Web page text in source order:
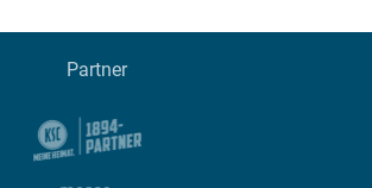
Partner